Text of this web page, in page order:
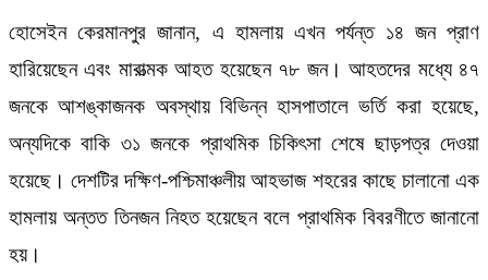
হোসেইন কেরমানপুর জানান, এ হামলায় এখন পর্যন্ত ১৪ জন প্রাণ
হারিয়েছেন এবং মারাত্মক আহত হয়েছেন ৭৮ জন। আহতদের মধ্যে ৪৭
জনকে আশঙ্কাজনক অবস্থায় বিভিন্ন হাসপাতালে ভর্তি করা হয়েছে,
অন্যদিকে বাকি ৩১ জনকে প্রাথমিক চিকিৎসা শেষে ছাড়পত্র দেওয়া
হয়েছে। দেশটির দক্ষিণ-পশ্চিমাঞ্চলীয় আহভাজ শহরের কাছে চালানো এক
হামলায় অন্তত তিনজন নিহত হয়েছেন বলে প্রাথমিক বিবরণীতে জানানো
হয়।